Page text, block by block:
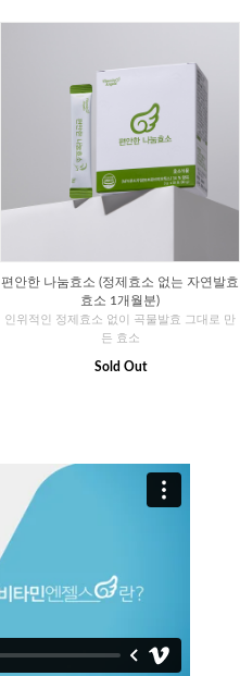
편안한 나눔효소 (정제효소 없는 자연발효
효소 1개월분)
인위적인 정제효소 없이 곡물발효 그대로 만
든 효소
Sold Out